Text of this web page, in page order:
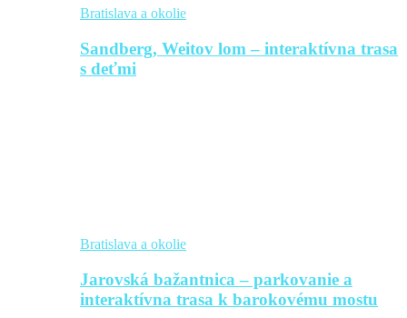
Bratislava a okolie
Sandberg, Weitov lom – interaktívna trasa
s deťmi
Bratislava a okolie
Jarovská bažantnica – parkovanie a
interaktívna trasa k barokovému mostu